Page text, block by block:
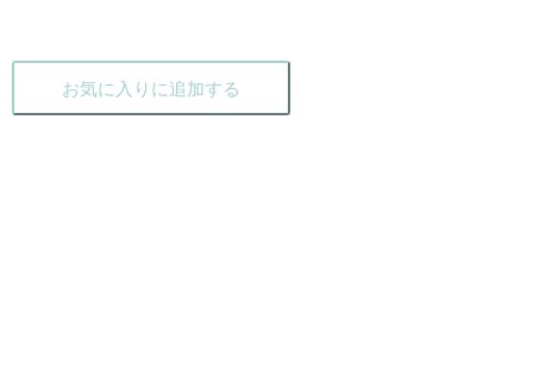
お気に入りに追加する